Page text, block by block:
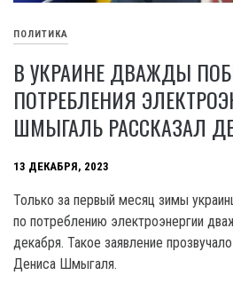
ПОЛИТИКА
В УКРАИНЕ ДВАЖДЫ
ПОТРЕБЛЕНИЯ
ШМЫГАЛЬ РАССКАЗАЛ
13 ДЕКАБРЯ, 2023
Только за первый месяц зимы
по потреблению электроэнергии
декабря. Такое заявление
Дениса Шмыгаля.